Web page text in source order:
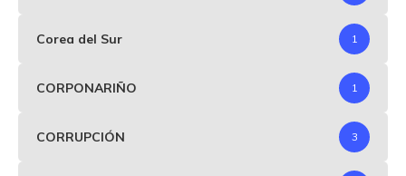
Corea del Sur 1
CORPONARIÑO 1
CORRUPCIÓN 3